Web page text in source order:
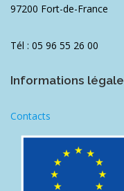
97200 Fort-de-France
Tél : 05 96 55 26 00
Informations
Contacts